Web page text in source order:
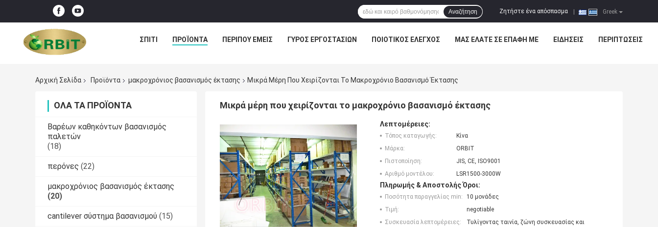
Greek
Ζητήστε ένα απόσπασμα
Αναζήτηση
ΣΠΊΤΙ ΠΡΟΪΌΝΤΑ ΠΕΡΊΠΟΥ ΕΜΕΊΣ ΓΎΡΟΣ ΕΡΓΟΣΤΑΣΊΩΝ ΠΟΙΟΤΙΚΌΣ ΈΛΕΓΧΟΣ ΜΑΣ ΕΛΆΤΕ ΣΕ ΕΠΑΦΉ ΜΕ ΕΙΔΉΣΕΙΣ ΠΕΡΙΠΤΏΣΕΙΣ
Αρχική Σελίδα Προϊόντα μακροχρόνιος βασανισμός έκτασης Μικρά Μέρη Που Χειρίζονται Το Μακροχρόνιο Βασανισμό Έκτασης
ΌΛΑ ΤΑ ΠΡΟΪΌΝΤΑ
Βαρέων καθηκόντων βασανισμός
παλετών
(18)
περόνες (22)
μακροχρόνιος βασανισμός έκτασης
(20)
cantilever σύστημα βασανισμού (15)
Μικρά μέρη που χειρίζονται το μακροχρόνιο βασανισμό έκτασης
Λεπτομέρειες:
Τόπος καταγωγής:
Κίνα
Μάρκα:
ORBIT
Πιστοποίηση:
JIS, CE, ISO9001
Αριθμό μοντέλου:
LSR1500-3000W
Πληρωμής & Αποστολής Όροι:
Ποσότητα παραγγελίας min:
10 μονάδες
Τιμή:
negotiable
Συσκευασία λεπτομέρειες:
Τυλίγοντας ταινία, ζώνη συσκευασίας και